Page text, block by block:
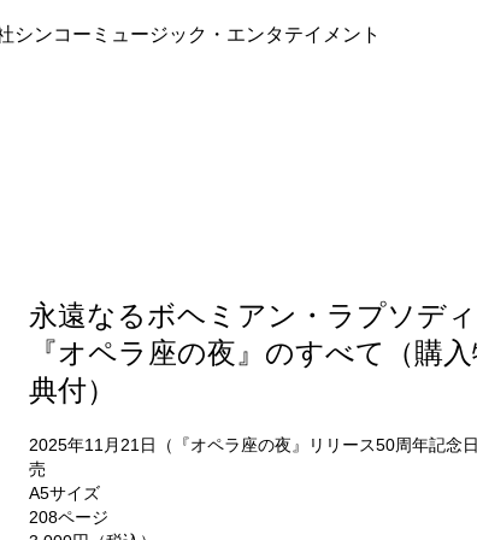
シンコーミュージック・エンタテイメント
永遠なるボヘミアン・ラプソディ
『オペラ座の夜』のすべて（購
典付）
2025年11月21日（『オペラ座の夜』リリース50周年記念
売
A5サイズ
208ページ